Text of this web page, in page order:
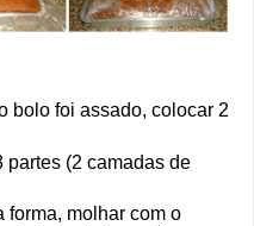
bolo foi assado, colocar 2
partes (2 camadas de
forma, molhar com o